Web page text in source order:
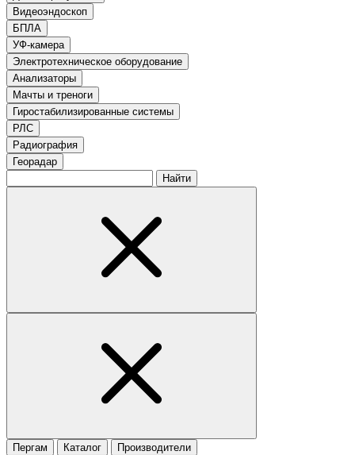
Видеоэндоскоп
БПЛА
УФ-камера
Электротехническое оборудование
Анализаторы
Мачты и треноги
Гиростабилизированные системы
РЛС
Радиография
Георадар
Найти
Пергам Каталог Производители